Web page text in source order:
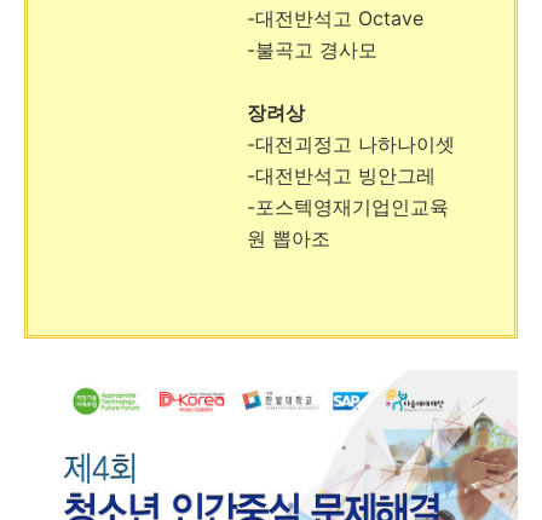
-대전반석고 Octave
-불곡고 경사모
장려상
-대전괴정고 나하나이셋
-대전반석고 빙안그레
-포스텍영재기업인교육
원 뽑아조